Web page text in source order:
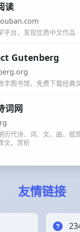
读
平台，发现优质中文作品
Gutenberg
字图书馆，免费下载经典
词网
历代诗、词、文、曲、赋原
文，赏析
友情链接